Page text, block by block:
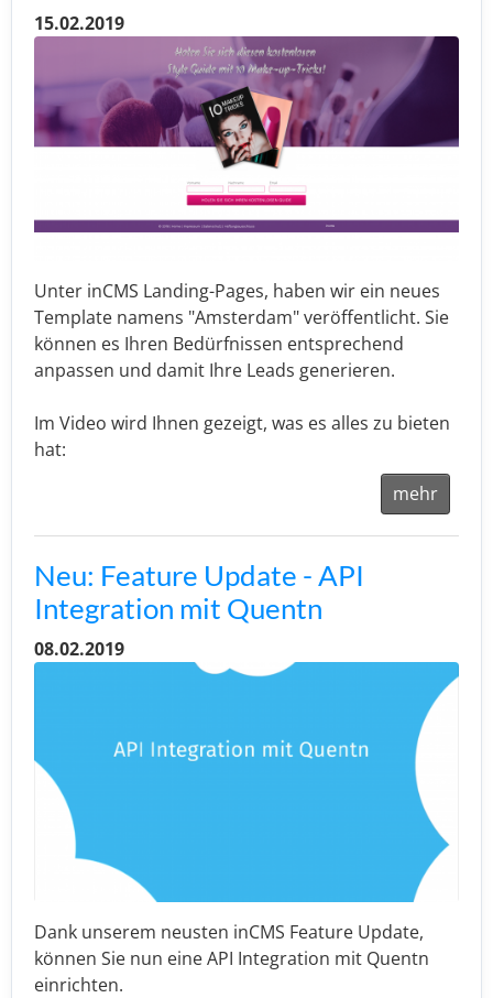
15.02.2019
Unter inCMS Landing-Pages, haben wir ein neues
Template namens "Amsterdam" veröffentlicht. Sie
können es Ihren Bedürfnissen entsprechend
anpassen und damit Ihre Leads generieren.
Im Video wird Ihnen gezeigt, was es alles zu bieten
hat:
mehr
Neu: Feature Update - API
Integration mit Quentn
08.02.2019
Dank unserem neusten inCMS Feature Update,
können Sie nun eine API Integration mit Quentn
einrichten.